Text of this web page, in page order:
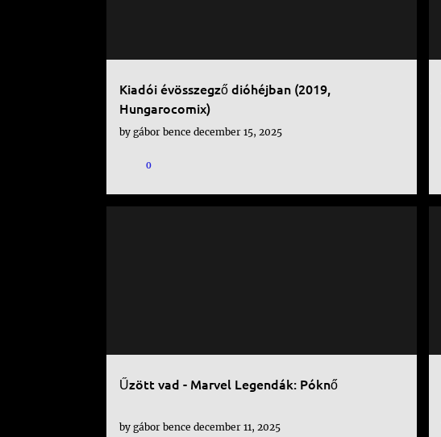
Kiadói évösszegző dióhéjban (2019,
Hungarocomix)
by gábor bence december 15, 2025
0
Űzött vad - Marvel Legendák: Póknő
by gábor bence december 11, 2025